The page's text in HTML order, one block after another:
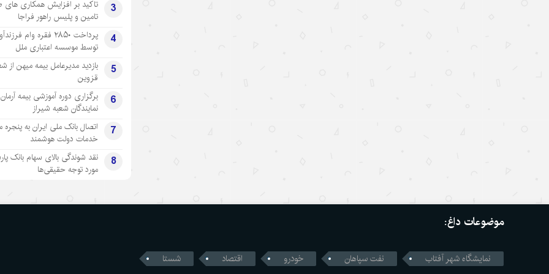
3
تاکید بر افزایش همکاری
تامین و پلیس راهور فراجا
4
پرداخت ۲۸۵۰ فقره وام
توسط موسسه اعتباری ملل
5
بازدید مدیرعامل بیمه میهن از
قزوین
6
برگزاری دوره آموزشی بیمه
نمایندگان شعبه شیراز
7
اتصال بانک ملی ایران به پنجره
خدمات دولت هوشمند
8
نقد شوندگی بالای سهام بانک
مورد توجه حقیقی‌ها
موضوعات داغ:
نمایشگاه شهر آفتاب نفت سپاهان خودرو اقتصاد شستا